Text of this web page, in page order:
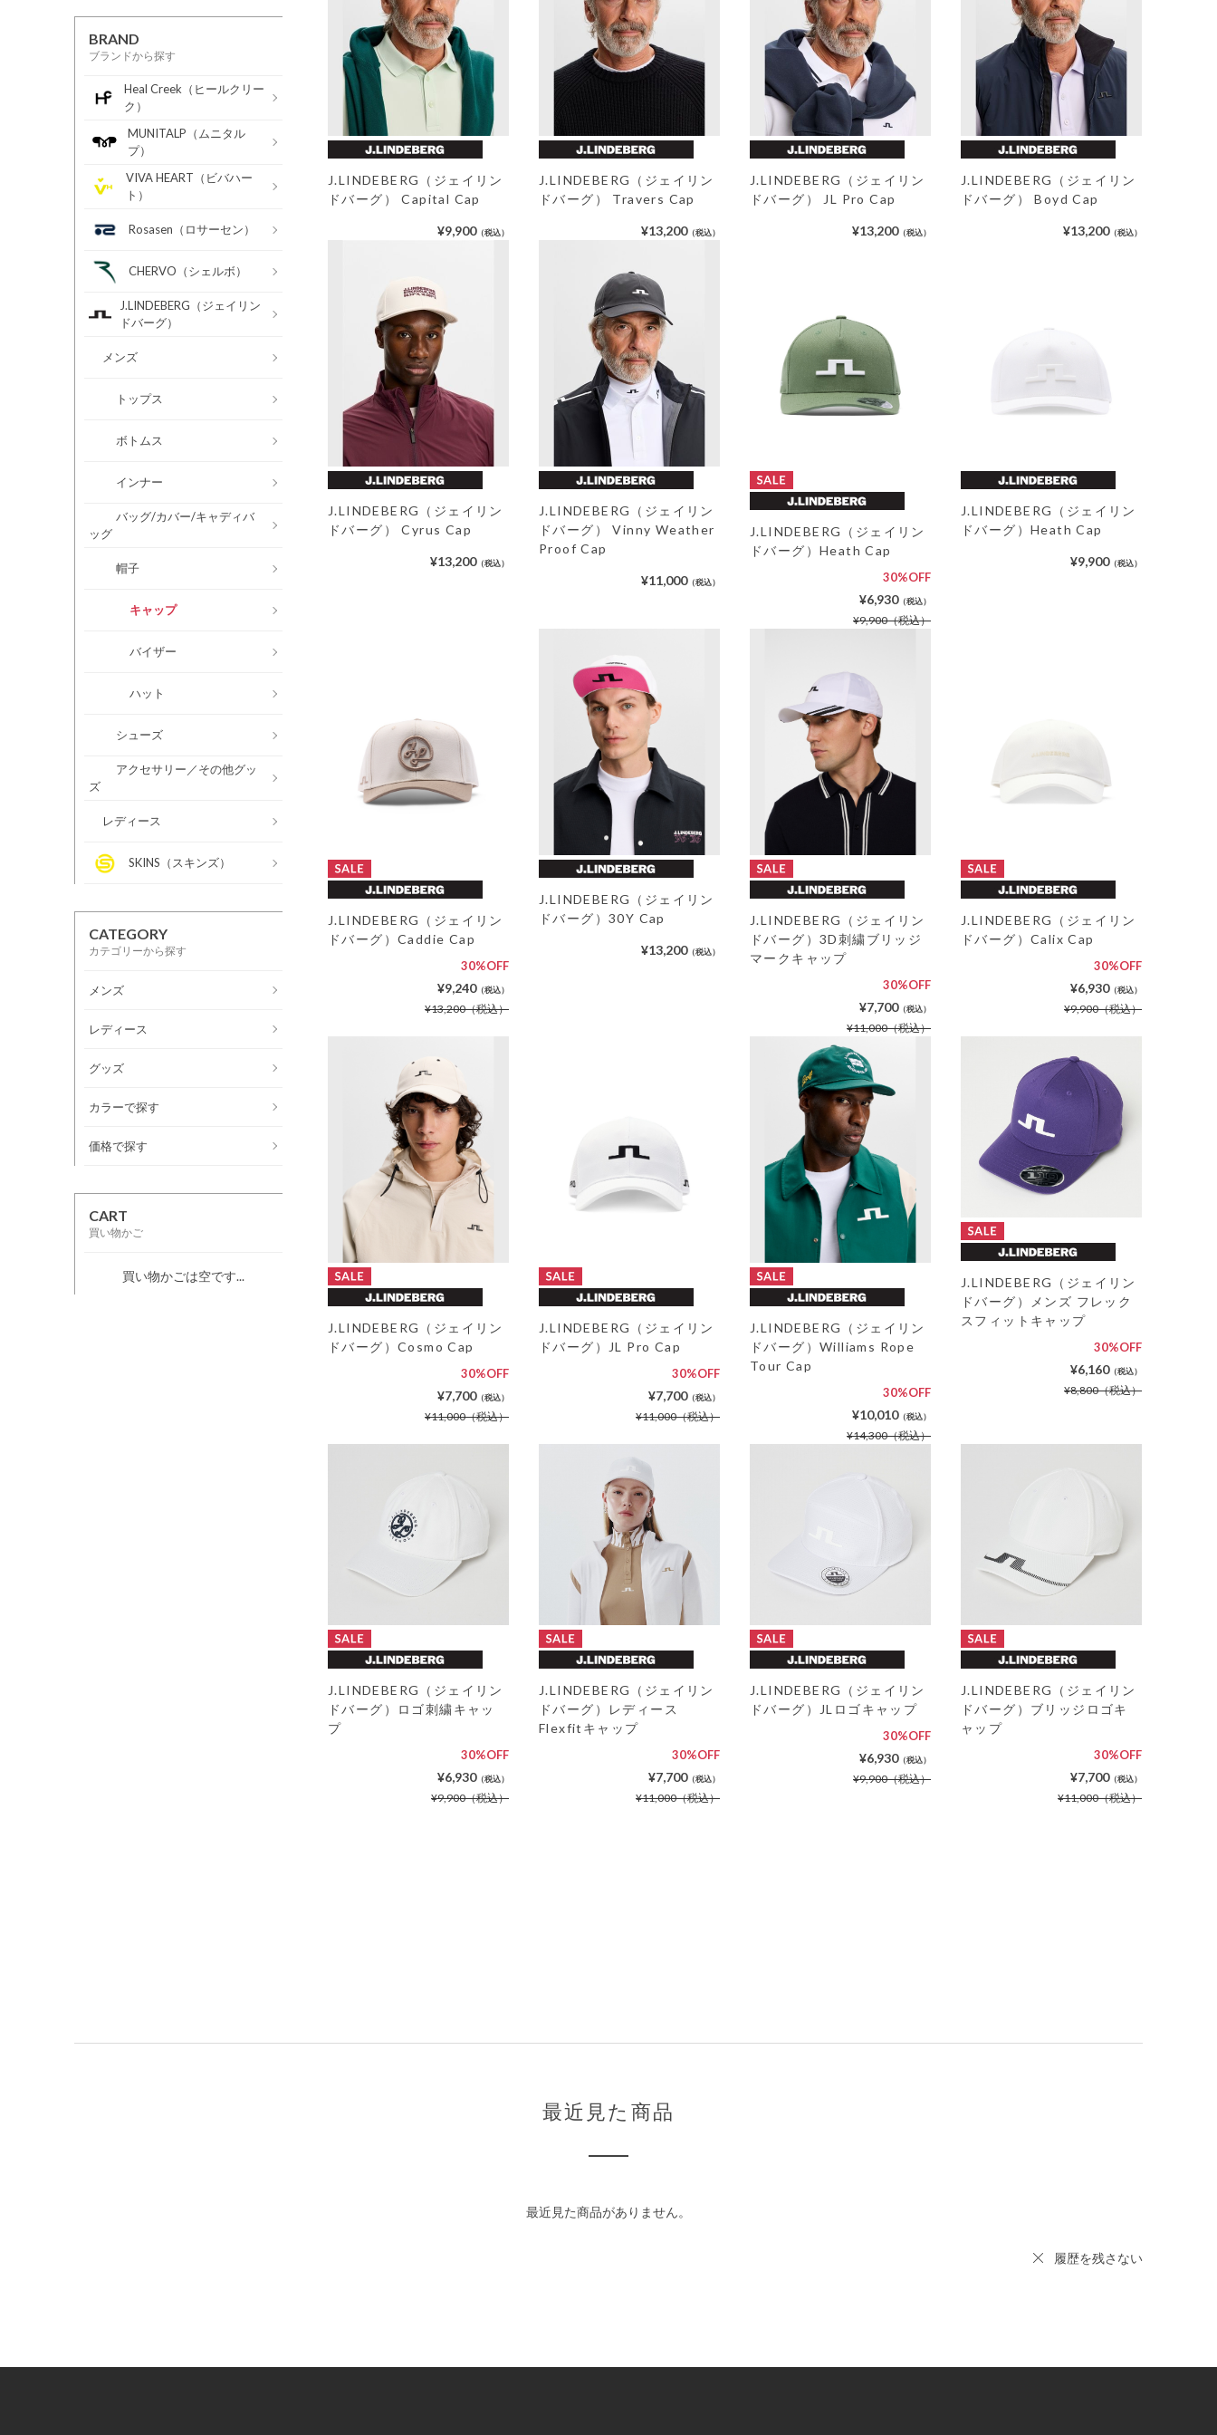
BRAND
ブランドから探す
Heal Creek（ヒールクリー
ク）
MUNITALP（ムニタル
プ）
VIVA HEART（ビバハー
ト）
Rosasen（ロサーセン）
CHERVO（シェルボ）
J.LINDEBERG（ジェイリン
ドバーグ）
メンズ
トップス
ボトムス
インナー
バッグ/カバー/キャディバ
ッグ
帽子
キャップ
バイザー
ハット
シューズ
アクセサリー／その他グッ
ズ
レディース
SKINS（スキンズ）
CATEGORY
カテゴリーから探す
メンズ
レディース
グッズ
カラーで探す
価格で探す
CART
買い物かご
買い物かごは空です...
J.LINDEBERG（ジェイリン
ドバーグ） Capital Cap
¥9,900（税込）
J.LINDEBERG（ジェイリン
ドバーグ） Travers Cap
¥13,200（税込）
J.LINDEBERG（ジェイリン
ドバーグ） JL Pro Cap
¥13,200（税込）
J.LINDEBERG（ジェイリン
ドバーグ） Boyd Cap
¥13,200（税込）
J.LINDEBERG（ジェイリン
ドバーグ） Cyrus Cap
¥13,200（税込）
J.LINDEBERG（ジェイリン
ドバーグ） Vinny Weather
Proof Cap
¥11,000（税込）
J.LINDEBERG（ジェイリン
ドバーグ）Heath Cap
30%OFF
¥6,930（税込）
¥9,900（税込）
J.LINDEBERG（ジェイリン
ドバーグ）Heath Cap
¥9,900（税込）
J.LINDEBERG（ジェイリン
ドバーグ）Caddie Cap
30%OFF
¥9,240（税込）
¥13,200（税込）
J.LINDEBERG（ジェイリン
ドバーグ）30Y Cap
¥13,200（税込）
J.LINDEBERG（ジェイリン
ドバーグ）3D刺繍ブリッジ
マークキャップ
30%OFF
¥7,700（税込）
¥11,000（税込）
J.LINDEBERG（ジェイリン
ドバーグ）Calix Cap
30%OFF
¥6,930（税込）
¥9,900（税込）
J.LINDEBERG（ジェイリン
ドバーグ）Cosmo Cap
30%OFF
¥7,700（税込）
¥11,000（税込）
J.LINDEBERG（ジェイリン
ドバーグ）JL Pro Cap
30%OFF
¥7,700（税込）
¥11,000（税込）
J.LINDEBERG（ジェイリン
ドバーグ）Williams Rope
Tour Cap
30%OFF
¥10,010（税込）
¥14,300（税込）
J.LINDEBERG（ジェイリン
ドバーグ）メンズ フレック
スフィットキャップ
30%OFF
¥6,160（税込）
¥8,800（税込）
J.LINDEBERG（ジェイリン
ドバーグ）ロゴ刺繍キャッ
プ
30%OFF
¥6,930（税込）
¥9,900（税込）
J.LINDEBERG（ジェイリン
ドバーグ）レディース
Flexfitキャップ
30%OFF
¥7,700（税込）
¥11,000（税込）
J.LINDEBERG（ジェイリン
ドバーグ）JLロゴキャップ
30%OFF
¥6,930（税込）
¥9,900（税込）
J.LINDEBERG（ジェイリン
ドバーグ）ブリッジロゴキ
ャップ
30%OFF
¥7,700（税込）
¥11,000（税込）
最近見た商品
最近見た商品がありません。
履歴を残さない